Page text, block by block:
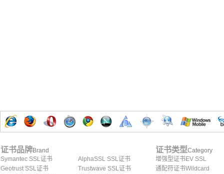
证书品牌Brand
Symantec SSL证书
Geotrust SSL证书
AlphaSSL SSL证书
Trustwave SSL证书
证书类型Category
增强型证书EV SSL
通配符证书Wildcard